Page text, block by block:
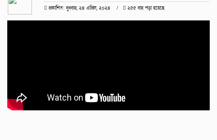
প্রকাশিত: বুধবার, ২৪ এপ্রিল, ২০২৪ ২৫৫ বার পড়া হয়েছে